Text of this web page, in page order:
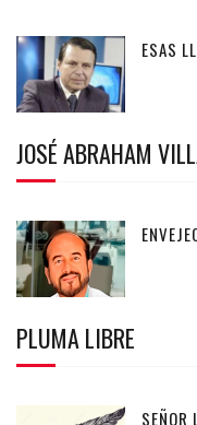
ESAS
JOSÉ ABRAHAM
PLUMA LIBRE
SEÑOR